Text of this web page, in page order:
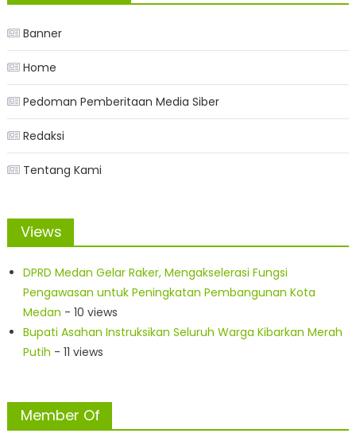
Banner
Home
Pedoman Pemberitaan Media Siber
Redaksi
Tentang Kami
Views
DPRD Medan Gelar Raker, Mengakselerasi Fungsi
Pengawasan untuk Peningkatan Pembangunan Kota
Medan - 10 views
Bupati Asahan Instruksikan Seluruh Warga Kibarkan Merah
Putih - 11 views
Member Of